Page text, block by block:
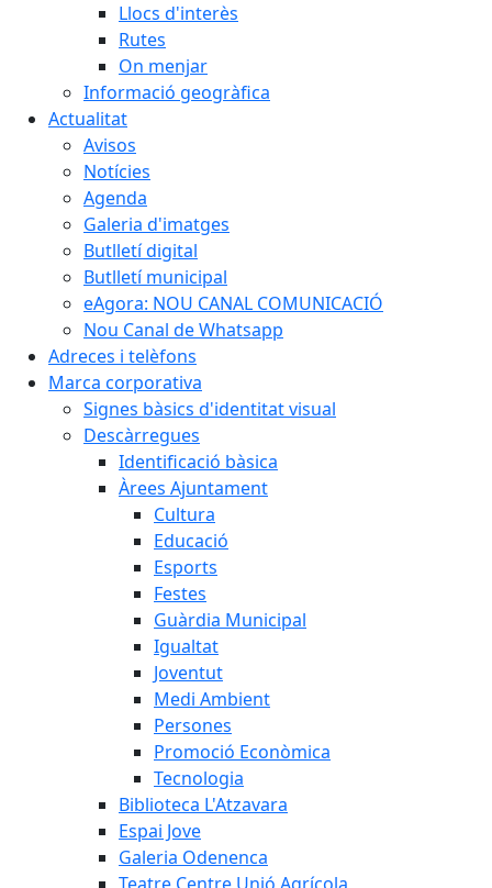
Llocs d'interès
Rutes
On menjar
Informació geogràfica
Actualitat
Avisos
Notícies
Agenda
Galeria d'imatges
Butlletí digital
Butlletí municipal
eAgora: NOU CANAL COMUNICACIÓ
Nou Canal de Whatsapp
Adreces i telèfons
Marca corporativa
Signes bàsics d'identitat visual
Descàrregues
Identificació bàsica
Àrees Ajuntament
Cultura
Educació
Esports
Festes
Guàrdia Municipal
Igualtat
Joventut
Medi Ambient
Persones
Promoció Econòmica
Tecnologia
Biblioteca L'Atzavara
Espai Jove
Galeria Odenenca